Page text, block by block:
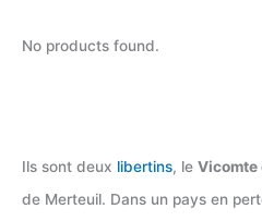
No products found.
Ils sont deux libertins, le Vicomte
de Merteuil. Dans un pays en